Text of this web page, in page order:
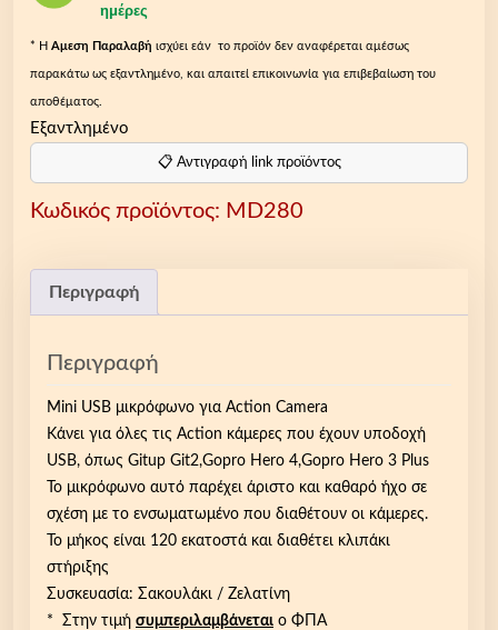
ημέρες
* Η Aμεση Παραλαβή ισχύει εάν το προϊόν δεν αναφέρεται αμέσως
παρακάτω ως εξαντλημένο, και απαιτεί επικοινωνία για επιβεβαίωση του
αποθέματος.
Εξαντλημένο
📋 Αντιγραφή link προϊόντος
Κωδικός προϊόντος: MD280
Περιγραφή
Περιγραφή
Mini USB μικρόφωνο για Action Camera
Κάνει για όλες τις Action κάμερες που έχουν υποδοχή
USB, όπως Gitup Git2,Gopro Hero 4,Gopro Hero 3 Plus
Το μικρόφωνο αυτό παρέχει άριστο και καθαρό ήχο σε
σχέση με το ενσωματωμένο που διαθέτουν οι κάμερες.
Το μήκος είναι 120 εκατοστά και διαθέτει κλιπάκι
στήριξης
Συσκευασία: Σακουλάκι / Ζελατίνη
* Στην τιμή συμπεριλαμβάνεται ο ΦΠΑ